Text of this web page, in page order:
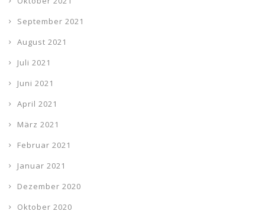
September 2021
August 2021
Juli 2021
Juni 2021
April 2021
März 2021
Februar 2021
Januar 2021
Dezember 2020
Oktober 2020